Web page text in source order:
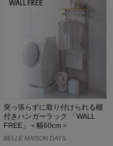
突っ張らずに取り付けられる棚
付きハンガーラック 「WALL
FREE」＜幅60cm＞
BELLE MAISON DAYS